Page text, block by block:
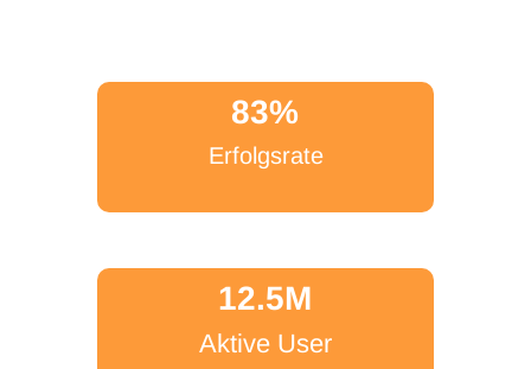
83%
Erfolgsrate
12.5M
Aktive User